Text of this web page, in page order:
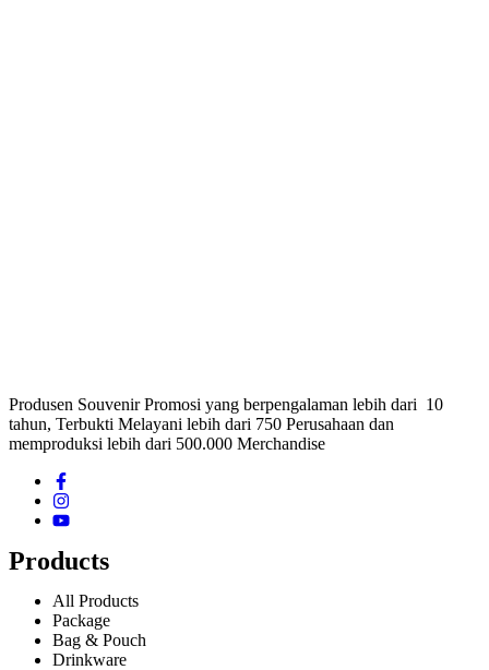
Produsen Souvenir Promosi yang berpengalaman lebih dari 10
tahun, Terbukti Melayani lebih dari 750 Perusahaan dan
memproduksi lebih dari 500.000 Merchandise
Products
All Products
Package
Bag & Pouch
Drinkware